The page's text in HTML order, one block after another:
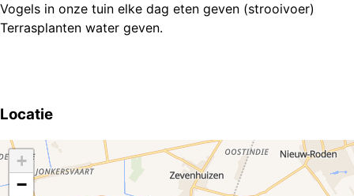
Vogels in onze tuin elke dag eten geven (strooivoer)
Terrasplanten water geven.
Locatie
+
−